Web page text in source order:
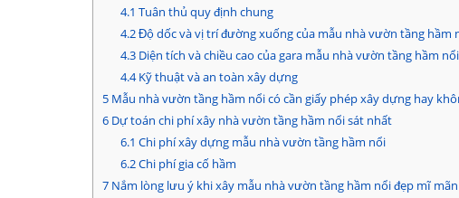
4.1 Tuân thủ quy định chung
4.2Độ dốc và vị trí đường xuống của mẫu nhà vườn tầng hầm
4.3Diện tích và chiều cao của gara mẫu nhà vườn tầng hầm nổi
4.4Kỹ thuật và an toàn xây dựng
5 Mẫu nhà vườn tầng hầm nổi có cần giấy phép xây dựng hay
6 Dự toán chi phí xây nhà vườn tầng hầm nổi sát nhất
6.1 Chi phí xây dựng mẫu nhà vườn tầng hầm nổi
6.2Chi phí gia cố hầm
7 Nắm lòng lưu ý khi xây mẫu nhà vườn tầng hầm nổi đẹp mĩ mãn